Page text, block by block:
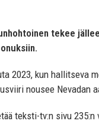
tekee
2023, kun
nousee Nevadan
teksti-tv:n sivu